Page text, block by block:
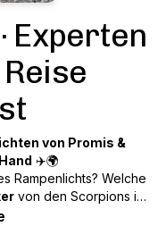
Experten
von Promis &
✈️🌍
Rampenlichts? Welche
von den Scorpions im
Stories entlockt